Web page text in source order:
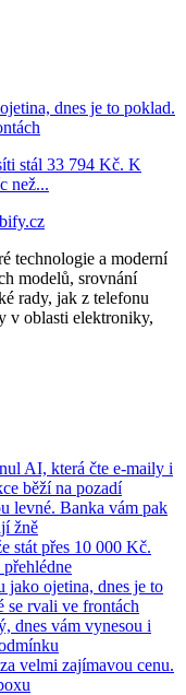
dnes je to poklad.
stál 33 794 Kč. K
než...
technologie a moderní
modelů, srovnání
rady, jak z telefonu
v oblasti elektroniky,
AI, která čte e-maily i
běží na pozadí
levné. Banka vám pak
žně
stát přes 10 000 Kč.
jako ojetina, dnes je to
se rvali ve frontách
dnes vám vynesou i
velmi zajímavou cenu.